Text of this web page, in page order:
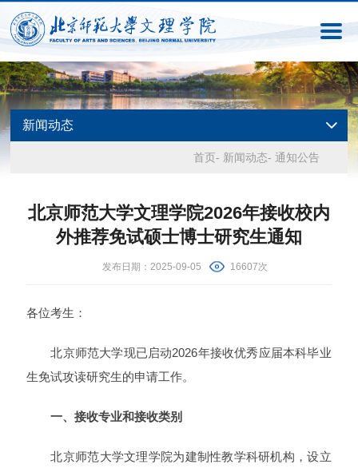
新闻动态
首页- 新闻动态- 通知公告
北京师范大学文理学院2026年接收校内
外推荐免试硕士博士研究生通知
发布日期：2025-09-05 16607次
各位考生：
北京师范大学现已启动2026年接收优秀应届本科毕业
生免试攻读研究生的申请工作。
一、接收专业和接收类别
北京师范大学文理学院为建制性教学科研机构，设立